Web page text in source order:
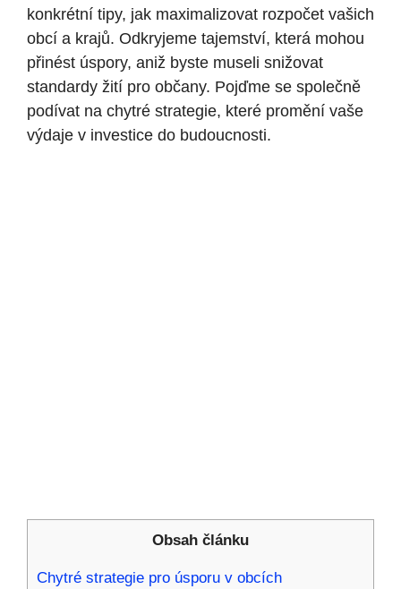
konkrétní​ tipy, jak maximalizovat‍ rozpočet vašich
obcí a krajů. Odkryjeme tajemství, která mohou
přinést úspory, aniž byste museli snižovat
standardy⁤ žití pro občany. Pojďme se společně
podívat na chytré strategie, které promění vaše
výdaje v ‍investice do budoucnosti.
Obsah článku
Chytré strategie pro úsporu v‍ obcích